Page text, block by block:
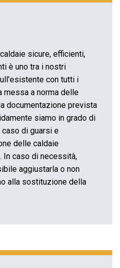
sicure, efficienti,
è uno tra i nostri
con tutti i
messa a norma delle
documentazione prevista
siamo in grado di
di guarsi e
delle caldaie
In caso di necessità,
aggiustarla o non
alla sostituzione della